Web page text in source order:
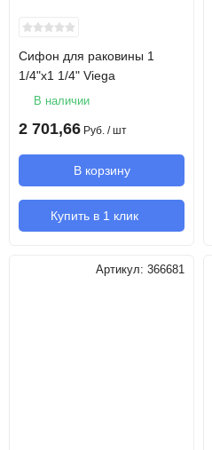
Сифон для раковины 1
1/4"х1 1/4" Viega
В наличии
2 701,66 Руб. / шт
В корзину
Купить в 1 клик
Артикул: 366681